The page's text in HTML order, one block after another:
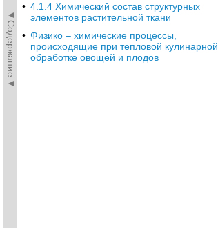
◄Содержание◄
• 4.1.4 Химический состав структурных
элементов растительной ткани
• Физико – химические процессы,
происходящие при тепловой кулинарной
обработке овощей и плодов